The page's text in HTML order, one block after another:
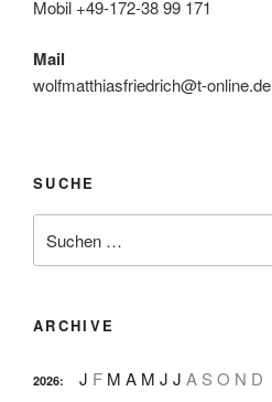
Mobil +49-172-38 99 171
Mail
wolfmatthiasfriedrich@t-online.de
SUCHE
nach:
ARCHIVE
2026: J F M A M J J A S O N D